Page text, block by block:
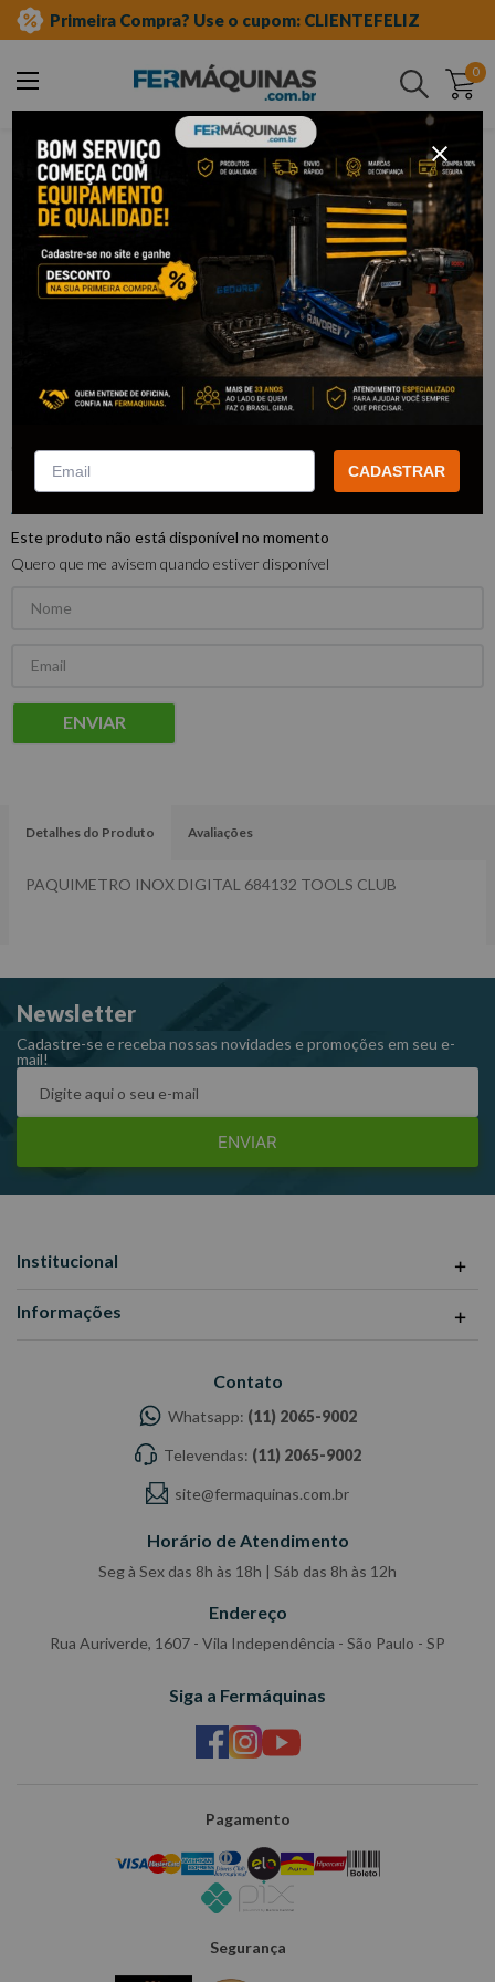
Primeira Compra? Use o cupom: CLIENTEFELIZ
0
Buscar
injeção eletrônica e motor
instrumentos para medidas
paquímetro
Paquímetro Digital em Aço Inox 150
Mm 6" com Estojo - LEETOOLS
:684132
LEE TOOLS
Este produto não está disponível no momento
Quero que me avisem quando estiver disponível
ENVIAR
Detalhes do Produto Avaliações
PAQUIMETRO INOX DIGITAL 684132 TOOLS CLUB
Newsletter
Cadastre-se e receba nossas novidades e promoções em seu e-
mail!
ENVIAR
Institucional
Informações
Contato
Whatsapp: (11) 2065-9002
Televendas: (11) 2065-9002
site@fermaquinas.com.br
Horário de Atendimento
Seg à Sex das 8h às 18h | Sáb das 8h às 12h
Endereço
Rua Auriverde, 1607 - Vila Independência - São Paulo - SP
Siga a Fermáquinas
Pagamento
Segurança
CADASTRAR